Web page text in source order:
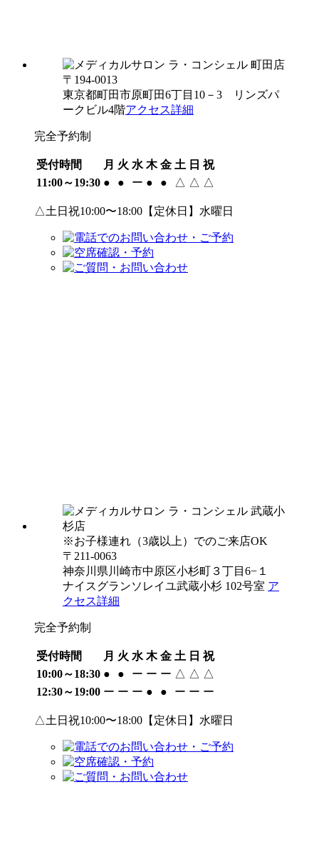
〒194-0013
東京都町田市原町田6丁目10－3 リンズパ
ークビル4階アクセス詳細
完全予約制
受付時間 月 火 水 木 金 土 日 祝
11:00～19:30 ● ● ー ● ● △ △ △
△土日祝10:00〜18:00【定休日】水曜日
※お子様連れ（3歳以上）でのご来店OK
〒211-0063
神奈川県川崎市中原区小杉町３丁目6−１
ナイスグランソレイユ武蔵小杉 102号室 ア
クセス詳細
完全予約制
受付時間 月 火 水 木 金 土 日 祝
10:00～18:30 ● ● ー ー ー △ △ △
12:30～19:00 ー ー ー ● ● ー ー ー
△土日祝10:00〜18:00【定休日】水曜日